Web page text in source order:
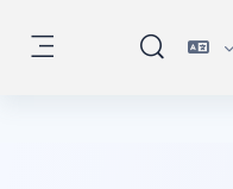
Activar o